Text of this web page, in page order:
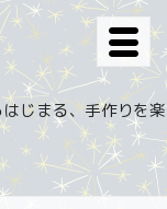
まる、手作りを楽